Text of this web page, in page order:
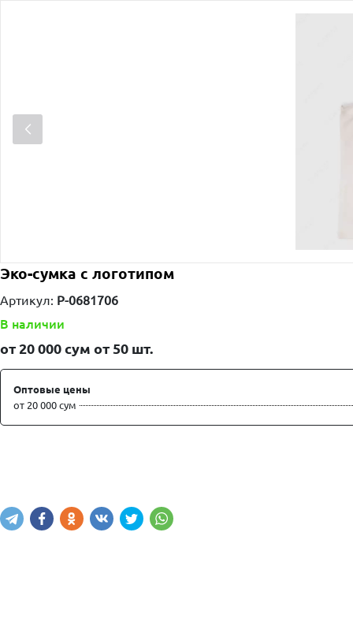
Эко-сумка с логотипом
Артикул: P-0681706
В наличии
от 20 000 сум от 50 шт.
Оптовые цены
от 20 000 сум